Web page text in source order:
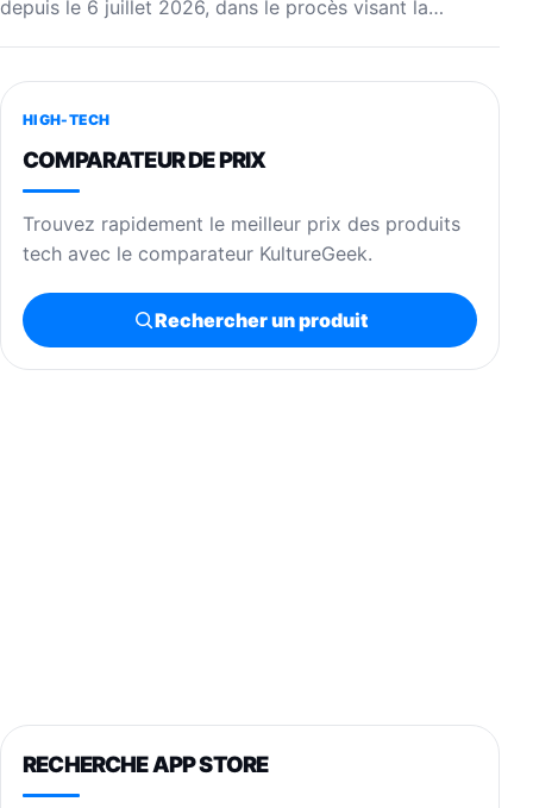
depuis le 6 juillet 2026, dans le procès visant la…
HIGH-TECH
COMPARATEUR DE PRIX
Trouvez rapidement le meilleur prix des produits
tech avec le comparateur KultureGeek.
Rechercher un produit
RECHERCHE APP STORE